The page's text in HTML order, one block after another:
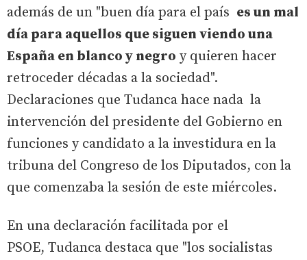
además de un "buen día para el país es un mal
día para aquellos que siguen viendo una
España en blanco y negro y quieren hacer
retroceder décadas a la sociedad".
Declaraciones que Tudanca hace nada la
intervención del presidente del Gobierno en
funciones y candidato a la investidura en la
tribuna del Congreso de los Diputados, con la
que comenzaba la sesión de este miércoles.
En una declaración facilitada por el
PSOE, Tudanca destaca que "los socialistas